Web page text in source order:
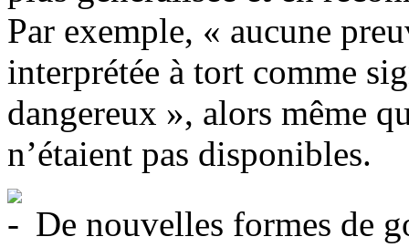
Par exemple, « aucune
interprétée à tort comme
dangereux », alors même
n’étaient pas disponibles.
De nouvelles formes de